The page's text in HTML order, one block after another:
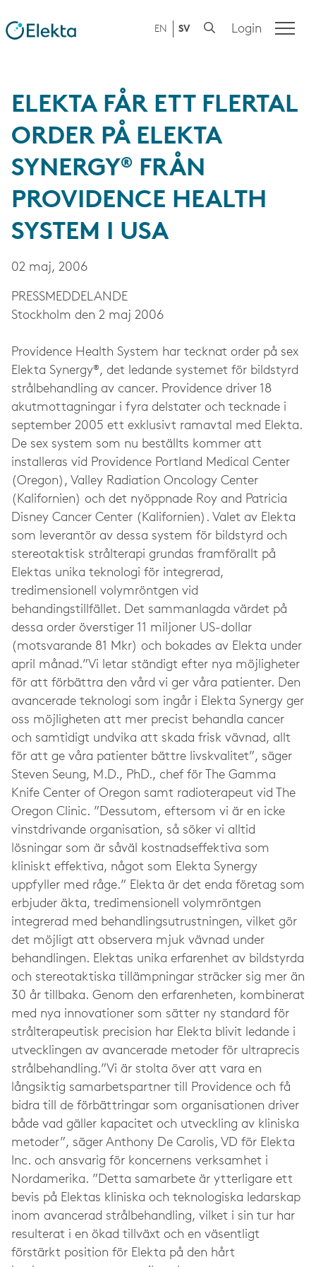
EN SV Login
ELEKTA FÅR ETT FLERTAL
ORDER PÅ ELEKTA
SYNERGY® FRÅN
PROVIDENCE HEALTH
SYSTEM I USA
02 maj, 2006
PRESS­MEDDELANDE
Stockholm den 2 maj 2006
Providence Health System har tecknat order på sex
Elekta Synergy®, det ledande systemet för bildstyrd
strålbehandling av cancer. Providence driver 18
akutmottagningar i fyra delstater och tecknade i
september 2005 ett exklusivt ramavtal med Elekta.
De sex system som nu beställts kommer att
installeras vid Providence Portland Medical Center
(Oregon), Valley Radiation Oncology Center
(Kalifornien) och det nyöppnade Roy and Patricia
Disney Cancer Center (Kalifornien). Valet av Elekta
som leverantör av dessa system för bildstyrd och
stereotaktisk strålterapi grundas framförallt på
Elektas unika teknologi för integrerad,
tredimensionell volymröntgen vid
behandingstillfället. Det sammanlagda värdet på
dessa order överstiger 11 miljoner US-dollar
(motsvarande 81 Mkr) och bokades av Elekta under
april månad.”Vi letar ständigt efter nya möjligheter
för att förbättra den vård vi ger våra patienter. Den
avancerade teknologi som ingår i Elekta Synergy ger
oss möjligheten att mer precist behandla cancer
och samtidigt undvika att skada frisk vävnad, allt
för att ge våra patienter bättre livskvalitet”, säger
Steven Seung, M.D., PhD., chef för The Gamma
Knife Center of Oregon samt radioterapeut vid The
Oregon Clinic. ”Dessutom, eftersom vi är en icke
vinstdrivande organisation, så söker vi alltid
lösningar som är såväl kostnadseffektiva som
kliniskt effektiva, något som Elekta Synergy
uppfyller med råge.” Elekta är det enda företag som
erbjuder äkta, tredimensionell volymröntgen
integrerad med behandlingsutrustningen, vilket gör
det möjligt att observera mjuk vävnad under
behandlingen. Elektas unika erfarenhet av bildstyrda
och stereotaktiska tillämpningar sträcker sig mer än
30 år tillbaka. Genom den erfarenheten, kombinerat
med nya innovationer som sätter ny standard för
strålterapeutisk precision har Elekta blivit ledande i
utvecklingen av avancerade metoder för ultraprecis
strålbehandling.”Vi är stolta över att vara en
långsiktig samarbetspartner till Providence och få
bidra till de förbättringar som organisationen driver
både vad gäller kapacitet och utveckling av kliniska
metoder”, säger Anthony De Carolis, VD för Elekta
Inc. och ansvarig för koncernens verksamhet i
Nordamerika. ”Detta samarbete är ytterligare ett
bevis på Elektas kliniska och teknologiska ledarskap
inom avancerad strålbehandling, vilket i sin tur har
resulterat i en ökad tillväxt och en väsentligt
förstärkt position för Elekta på den hårt